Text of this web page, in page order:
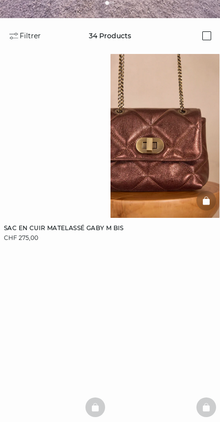
Filtrer 34 Products
SAC EN CUIR MATELASSÉ GABY M BIS
CHF 275,00
BASKETFULL